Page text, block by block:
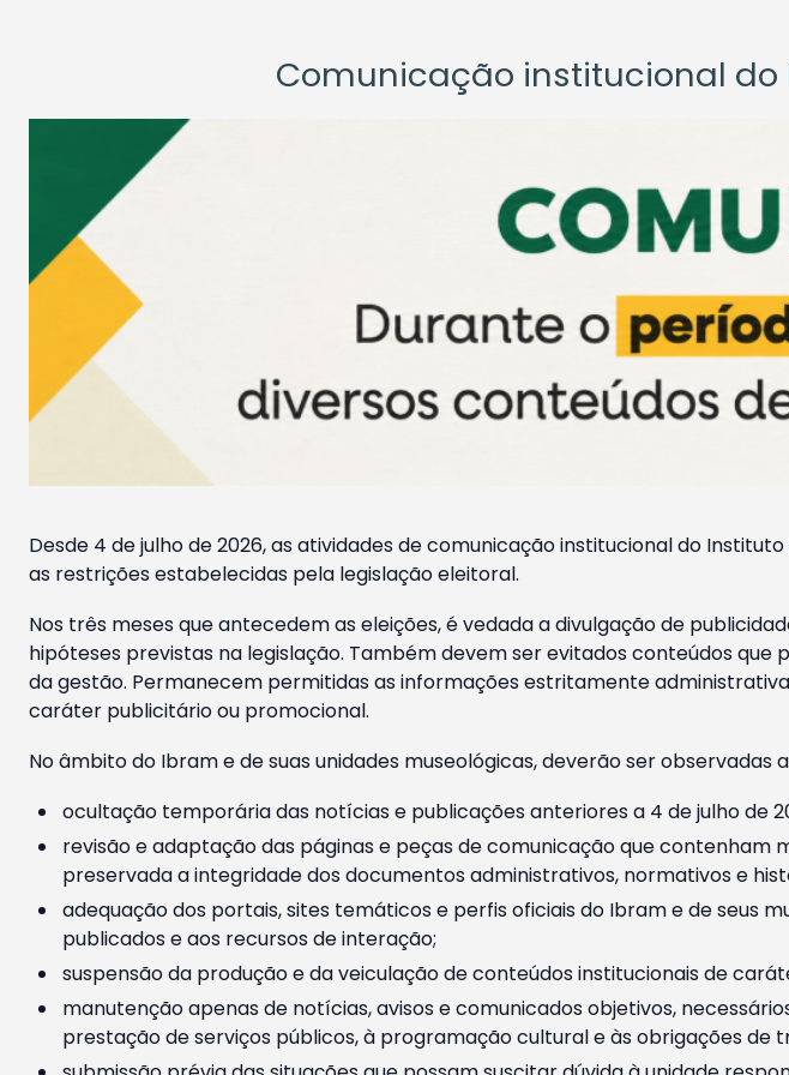
Comunicação institucional do
Desde 4 de julho de 2026, as atividades de comunicação institucional do
as restrições estabelecidas pela legislação eleitoral.
Nos três meses que antecedem as eleições, é vedada a divulgação de
hipóteses previstas na legislação. Também devem ser evitados conteúdos
da gestão. Permanecem permitidas as informações estritamente
caráter publicitário ou promocional.
No âmbito do Ibram e de suas unidades museológicas, deverão ser observadas
ocultação temporária das notícias e publicações anteriores a 4 de julho de
revisão e adaptação das páginas e peças de comunicação que contenham
preservada a integridade dos documentos administrativos, normativos e
adequação dos portais, sites temáticos e perfis oficiais do Ibram e de seus
publicados e aos recursos de interação;
suspensão da produção e da veiculação de conteúdos institucionais de
manutenção apenas de notícias, avisos e comunicados objetivos,
prestação de serviços públicos, à programação cultural e às obrigações de